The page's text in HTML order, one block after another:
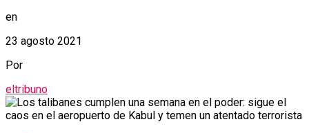
en
23 agosto 2021
Por
eltribuno